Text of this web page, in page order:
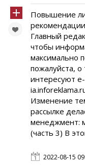
Повышение
Главный
чтобы
максимально
пожалуйста, о
интересуют
Изменение
рассылке
менеджмент:
(часть 3) В
2022-08-15